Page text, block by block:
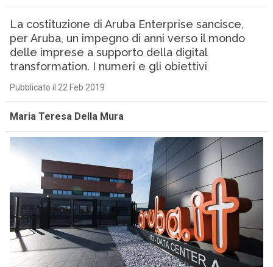
La costituzione di Aruba Enterprise sancisce,
per Aruba, un impegno di anni verso il mondo
delle imprese a supporto della digital
transformation. I numeri e gli obiettivi
Pubblicato il 22 Feb 2019
Maria Teresa Della Mura